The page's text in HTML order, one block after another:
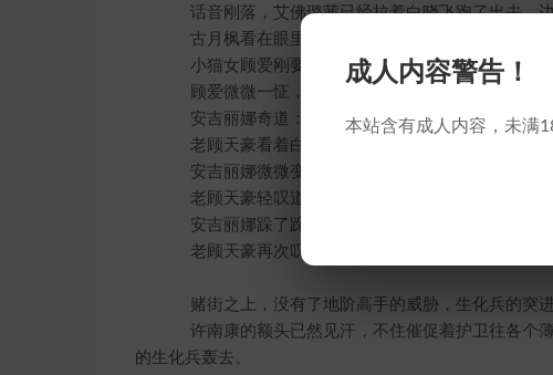
成人内容警告！
本站含有成人内容，未满
话音刚落，艾佛璐茜已经拉着白晓飞跑了出去，边
古月枫看在眼里，微微一笑之间，整个身体恍如一
小猫女顾爱刚要动身，老顾天豪忽然道：“小乖，你
顾爱微微一怔，停下脚步道：“是，老主人。”
安吉丽娜奇道：“这小猫也有地阶了吧？出去不是
老顾天豪看着白晓飞等人远去的背影，淡淡说道：
安吉丽娜微微变色：“那小白他们岂不是很危险！”
老顾天豪轻叹道：“危险的……又岂止他们？你放心
安吉丽娜跺了跺脚，咬牙道：“我跟着去看看。”说
老顾天豪再次叹了一声，缓缓坐下，良久无语。
赌街之上，没有了地阶高手的威胁，生化兵的突进
许南康的额头已然见汗，不住催促着护卫往各个
的生化兵轰去。